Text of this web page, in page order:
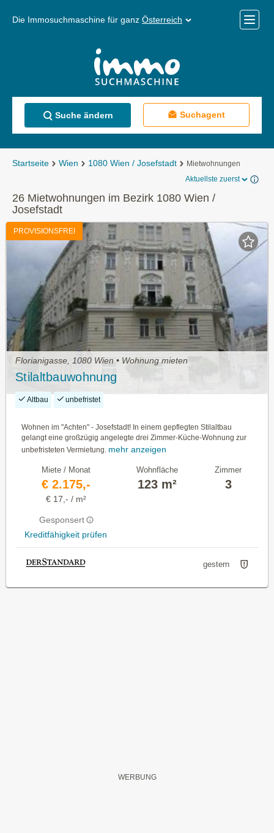
Die Immosuchmaschine für ganz Österreich
Menü
Suche ändern Suchagent
Startseite Wien 1080 Wien / Josefstadt
Mietwohnungen
Aktuellste zuerst
26 Mietwohnungen im Bezirk 1080 Wien /
Josefstadt
PROVISIONSFREI
Florianigasse, 1080 Wien • Wohnung mieten
Stilaltbauwohnung
Altbau unbefristet
Wohnen im "Achten" - Josefstadt! In einem gepflegten Stilaltbau
gelangt eine großzügig angelegte drei Zimmer-Küche-Wohnung zur
unbefristeten Vermietung. mehr anzeigen
Miete / Monat
€ 2.175,-
€ 17,- / m²
Gesponsert
Kreditfähigkeit prüfen
Wohnfläche
123 m²
Zimmer
3
gestern